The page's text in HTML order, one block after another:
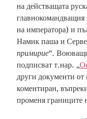
на действащата
на императора) и
Намик паша и
примирие“.
подписват т.нар. „
други документи от
коментиран,
променя границите